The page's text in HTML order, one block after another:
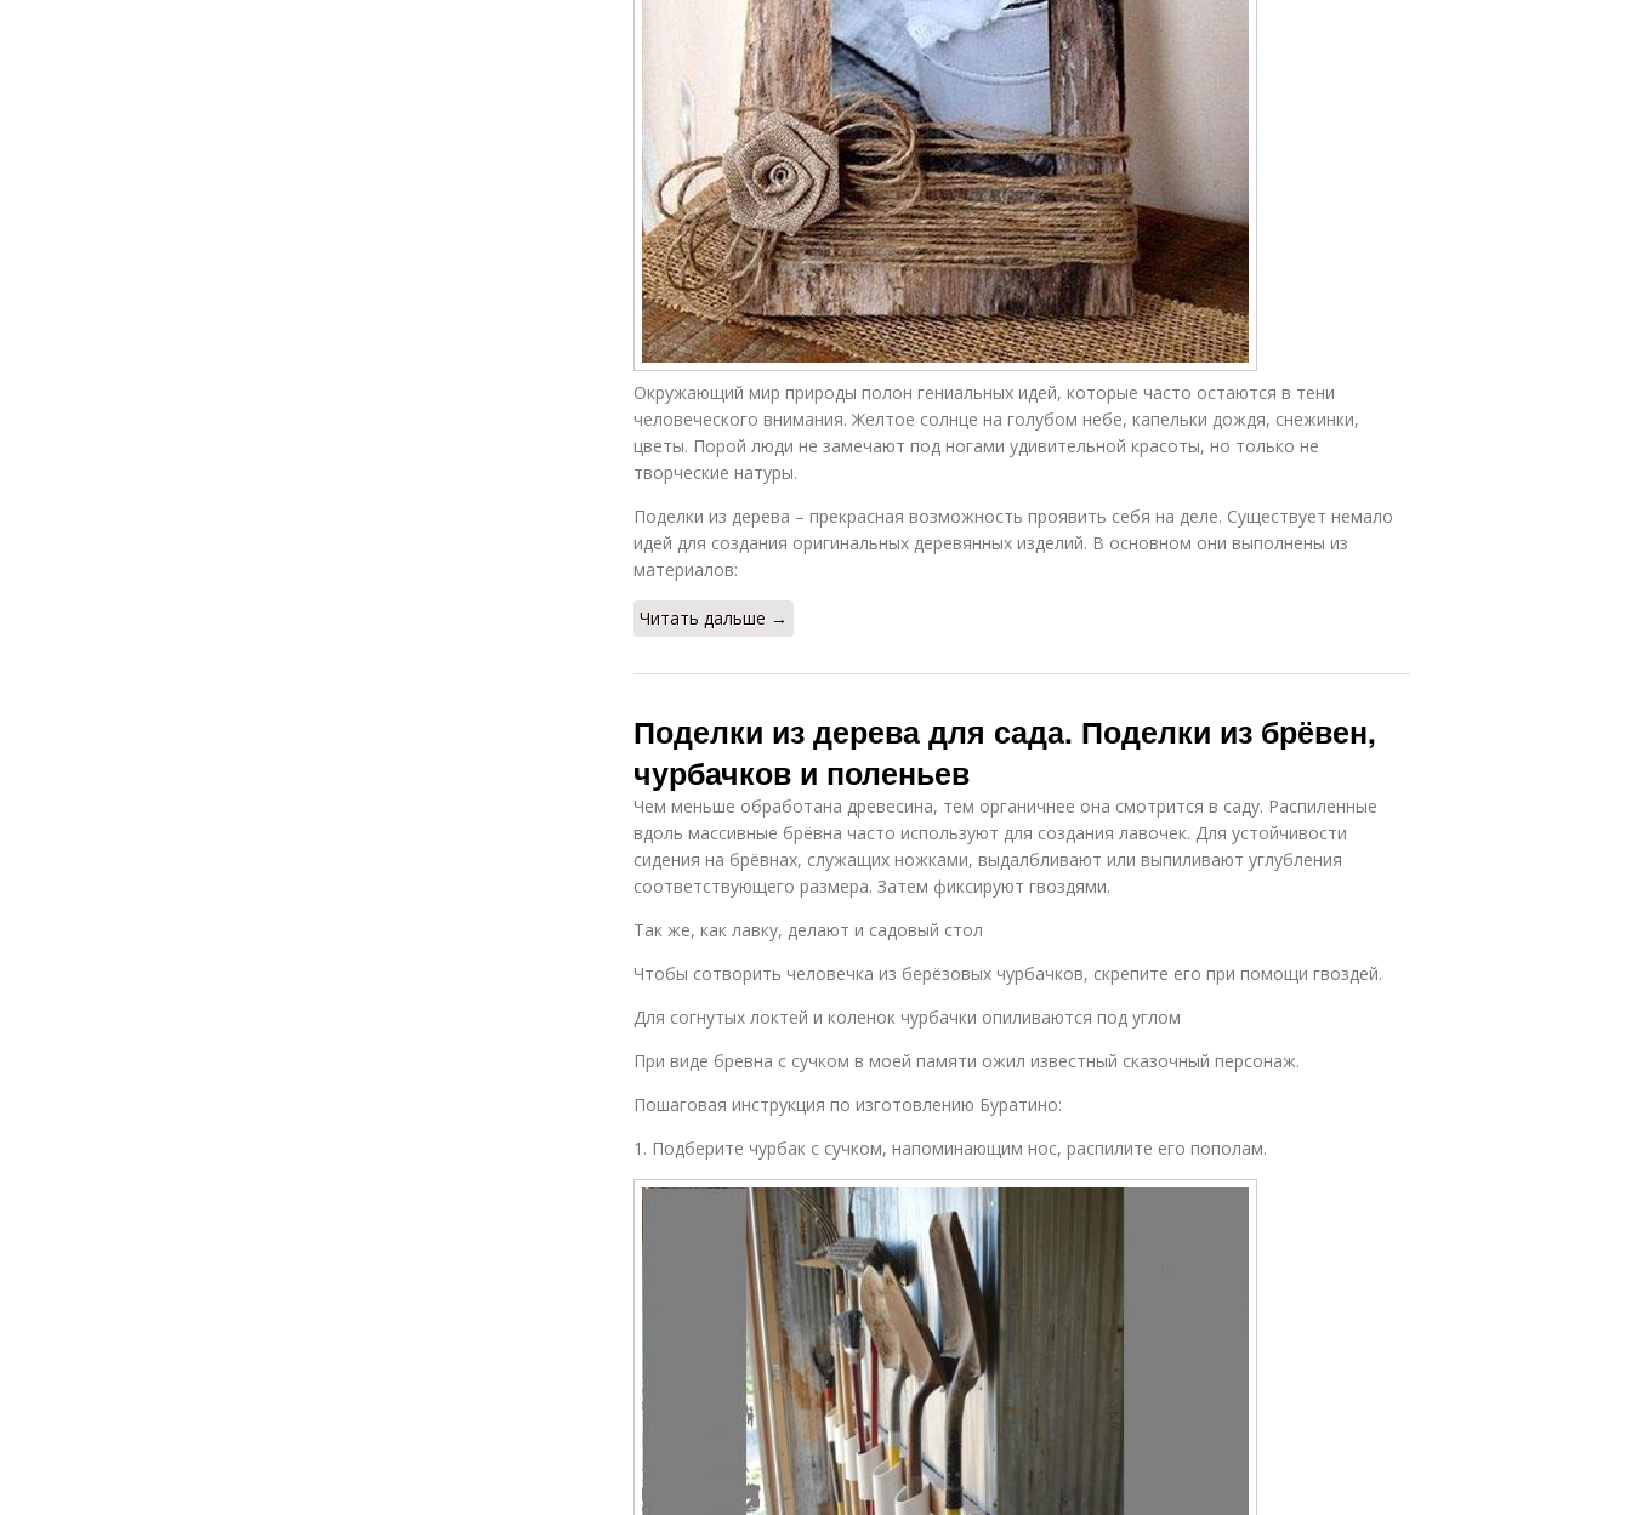
Окружающий мир природы полон гениальных идей, которые часто остаются в тени
человеческого внимания. Желтое солнце на голубом небе, капельки дождя, снежинки,
цветы. Порой люди не замечают под ногами удивительной красоты, но только не
творческие натуры.
Поделки из дерева – прекрасная возможность проявить себя на деле. Существует немало
идей для создания оригинальных деревянных изделий. В основном они выполнены из
материалов:
Читать дальше →
Поделки из дерева для сада. Поделки из брёвен,
чурбачков и поленьев
Чем меньше обработана древесина, тем органичнее она смотрится в саду. Распиленные
вдоль массивные брёвна часто используют для создания лавочек. Для устойчивости
сидения на брёвнах, служащих ножками, выдалбливают или выпиливают углубления
соответствующего размера. Затем фиксируют гвоздями.
Так же, как лавку, делают и садовый стол
Чтобы сотворить человечка из берёзовых чурбачков, скрепите его при помощи гвоздей.
Для согнутых локтей и коленок чурбачки опиливаются под углом
При виде бревна с сучком в моей памяти ожил известный сказочный персонаж.
Пошаговая инструкция по изготовлению Буратино:
1. Подберите чурбак с сучком, напоминающим нос, распилите его пополам.